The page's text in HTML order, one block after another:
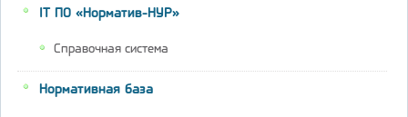
IT ПО «Норматив-НУР»
Справочная система
Нормативная база